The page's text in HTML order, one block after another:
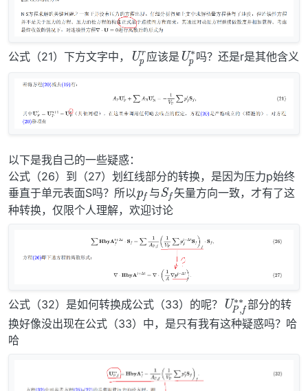
公式（21）下方文字中， 应该是 吗？还是r是其他含义
以下是我自己的一些疑惑：
公式（26）到（27）划红线部分的转换，是因为压力p始终
垂直于单元表面S吗？所以
p
f
与
Sf
矢量方向一致，才有了这
种转换，仅限个人理解，欢迎讨论
公式（32）是如何转换成公式（33）的呢？
部分的转
换好像没出现在公式（33）中，是只有我有这种疑惑吗？哈
哈